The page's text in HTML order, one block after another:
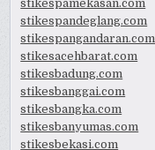
stikespamekasan.com
stikespandeglang.com
stikespangandaran.com
stikesacehbarat.com
stikesbadung.com
stikesbanggai.com
stikesbangka.com
stikesbanyumas.com
stikesbekasi.com